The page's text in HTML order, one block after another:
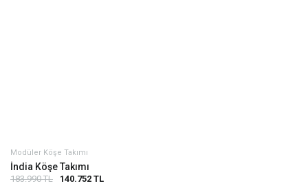
Modüler Köşe Takımı
İndia Köşe Takımı
183.990 TL 140.752 TL